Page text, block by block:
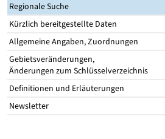
Regionale Suche
Kürzlich bereitgestellte Daten
Allgemeine Angaben, Zuordnungen
Gebietsveränderungen,
Änderungen zum Schlüsselverzeichnis
Definitionen und Erläuterungen
Newsletter